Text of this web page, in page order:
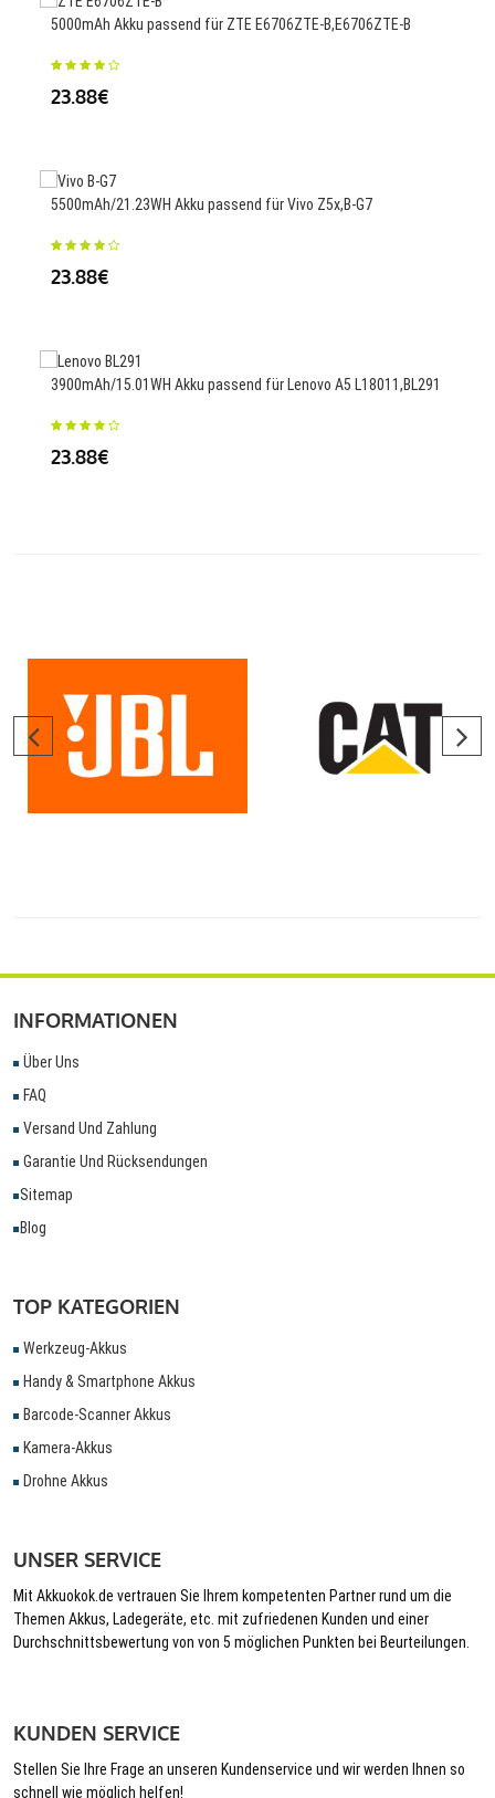
5000mAh Akku passend für ZTE E6706ZTE-B,E6706ZTE-B
23.88€
5500mAh/21.23WH Akku passend für Vivo Z5x,B-G7
23.88€
3900mAh/15.01WH Akku passend für Lenovo A5 L18011,BL291
23.88€
INFORMATIONEN
Über Uns
FAQ
Versand Und Zahlung
Garantie Und Rücksendungen
Sitemap
Blog
TOP KATEGORIEN
Werkzeug-Akkus
Handy & Smartphone Akkus
Barcode-Scanner Akkus
Kamera-Akkus
Drohne Akkus
UNSER SERVICE
Mit Akkuokok.de vertrauen Sie Ihrem kompetenten Partner rund um die
Themen Akkus, Ladegeräte, etc. mit zufriedenen Kunden und einer
Durchschnittsbewertung von von 5 möglichen Punkten bei Beurteilungen.
KUNDEN SERVICE
Stellen Sie Ihre Frage an unseren Kundenservice und wir werden Ihnen so
schnell wie möglich helfen!